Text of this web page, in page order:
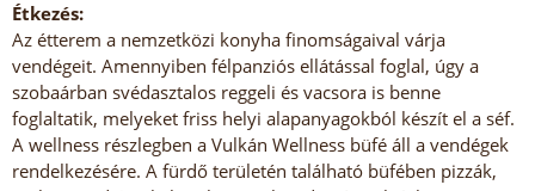
Étkezés:
Az étterem a nemzetközi konyha finomságaival várja
vendégeit. Amennyiben félpanziós ellátással foglal, úgy a
szobaárban svédasztalos reggeli és vacsora is benne
foglaltatik, melyeket friss helyi alapanyagokból készít el a séf.
A wellness részlegben a Vulkán Wellness büfé áll a vendégek
rendelkezésére. A fürdő területén található büfében pizzák,